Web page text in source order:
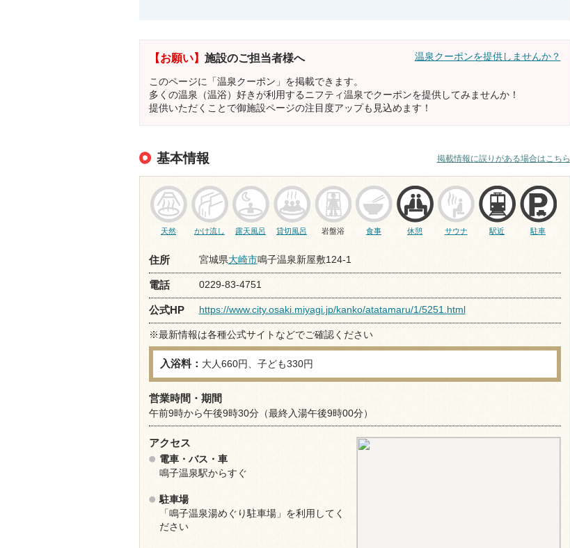
【お願い】 施設のご担当者様へ 温泉クーポンを提供しませんか？
このページに「温泉クーポン」を掲載できます。
多くの温泉（温浴）好きが利用するニフティ温泉でクーポンを提供してみませんか！
提供いただくことで御施設ページの注目度アップも見込めます！
基本情報 掲載情報に誤りがある場合はこちら
天然 かけ流し 露天風呂 貸切風呂 岩盤浴 食事 休憩 サウナ 駅近 駐車
住所 宮城県大崎市鳴子温泉新屋敷124-1
電話 0229-83-4751
公式HP https://www.city.osaki.miyagi.jp/kanko/atatamaru/1/5251.html
※最新情報は各種公式サイトなどでご確認ください
入浴料： 大人660円、子ども330円
営業時間・期間
午前9時から午後9時30分（最終入湯午後9時00分）
アクセス
電車・バス・車
鳴子温泉駅からすぐ
駐車場
「鳴子温泉湯めぐり駐車場」を利用してく
ださい